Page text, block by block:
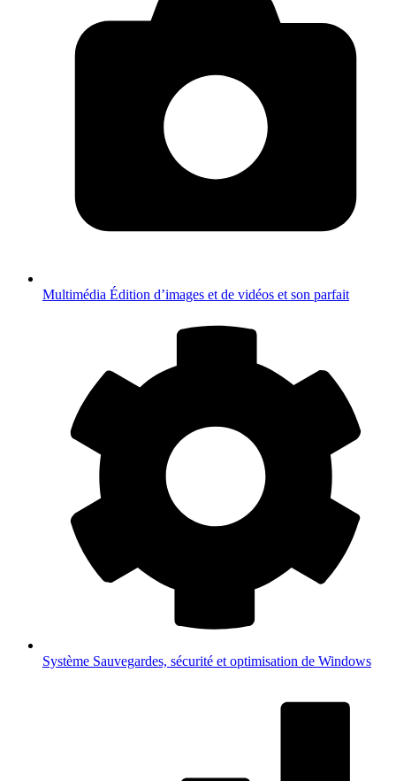
Multimédia Édition d’images et de vidéos et son parfait
Système Sauvegardes, sécurité et optimisation de Windows